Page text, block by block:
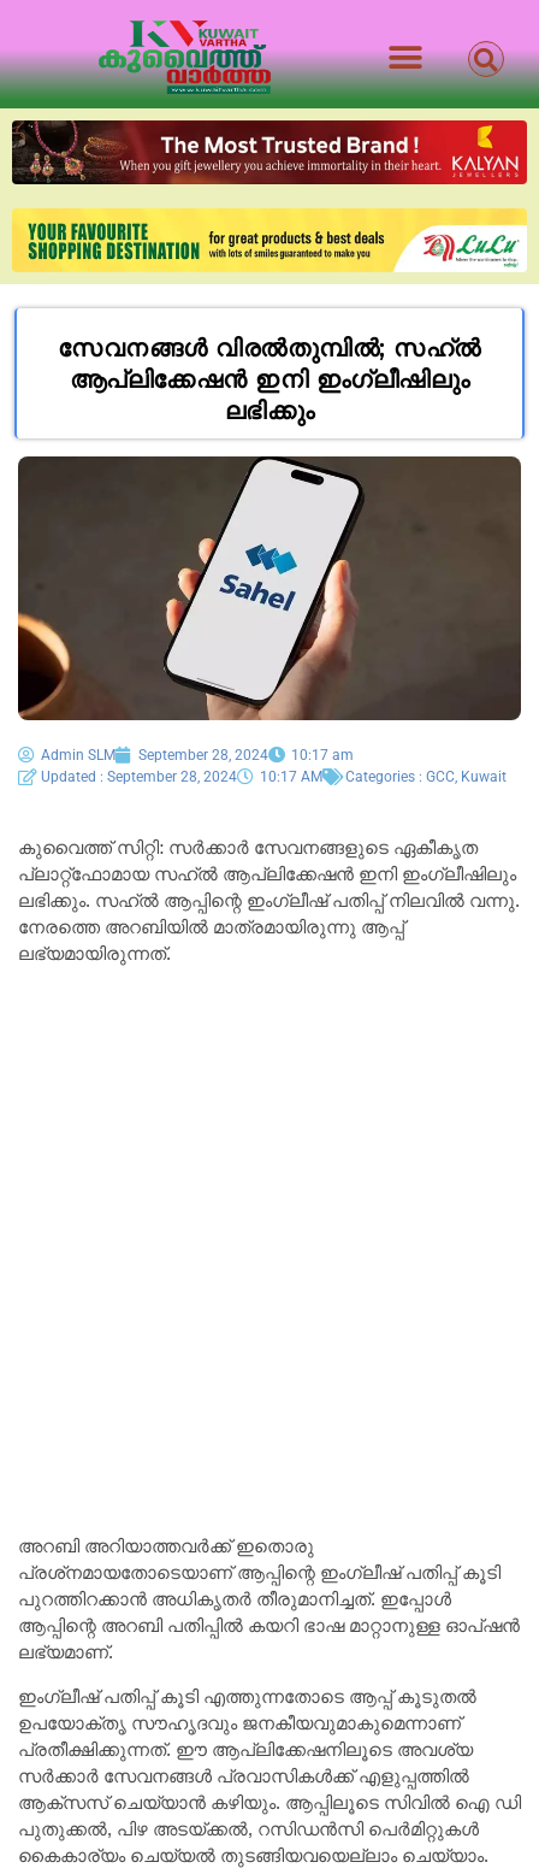
സേവനങ്ങൾ വിരൽതുമ്പിൽ; സഹ്ൽ
ആപ്ലിക്കേഷൻ ഇനി ഇംഗ്ലീഷിലും
ലഭിക്കും
Admin SLM September 28, 2024
10:17 am
Updated : September 28, 2024
10:17 AM Categories : GCC Kuwait
കുവൈത്ത് സിറ്റി: സർക്കാർ സേവനങ്ങളുടെ ഏകീകൃത
പ്ലാറ്റ്‌ഫോമായ സഹ്ൽ ആപ്ലിക്കേഷൻ ഇനി ഇംഗ്ലീഷിലും
ലഭിക്കും. സഹ്ൽ ആപ്പിന്റെ ഇംഗ്ലീഷ് പതിപ്പ് നിലവിൽ വന്നു.
നേരത്തെ അറബിയിൽ മാത്രമായിരുന്നു ആപ്പ്
ലഭ്യമായിരുന്നത്.
അറബി അറിയാത്തവർക്ക് ഇതൊരു
പ്രശ്‌നമായതോടെയാണ് ആപ്പിന്റെ ഇംഗ്ലീഷ് പതിപ്പ് കൂടി
പുറത്തിറക്കാൻ അധികൃതർ തീരുമാനിച്ചത്. ഇപ്പോൾ
ആപ്പിന്റെ അറബി പതിപ്പിൽ കയറി ഭാഷ മാറ്റാനുള്ള ഓപ്ഷൻ
ലഭ്യമാണ്.
ഇംഗ്ലീഷ് പതിപ്പ് കൂടി എത്തുന്നതോടെ ആപ്പ് കൂടുതൽ
ഉപയോക്തൃ സൗഹൃദവും ജനകീയവുമാകുമെന്നാണ്
പ്രതീക്ഷിക്കുന്നത്. ഈ ആപ്ലിക്കേഷനിലൂടെ അവശ്യ
സർക്കാർ സേവനങ്ങൾ പ്രവാസികൾക്ക് എളുപ്പത്തിൽ
ആക്സസ് ചെയ്യാൻ കഴിയും. ആപ്പിലൂടെ സിവിൽ ഐ ഡി
പുതുക്കൽ, പിഴ അടയ്ക്കൽ, റസിഡൻസി പെർമിറ്റുകൾ
കൈകാര്യം ചെയ്യൽ തുടങ്ങിയവയെല്ലാം ചെയ്യാം.